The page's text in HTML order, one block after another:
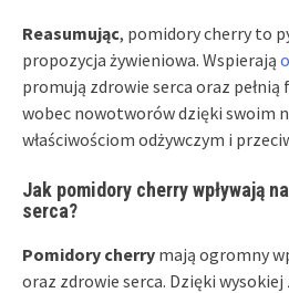
Reasumując, pomidory cherry to
propozycja żywieniowa. Wspierają
promują zdrowie serca oraz
wobec nowotworów dzięki swoim
właściwościom odżywczym i
Jak pomidory cherry wpływają
serca?
Pomidory cherry mają ogromny
oraz zdrowie serca. Dzięki